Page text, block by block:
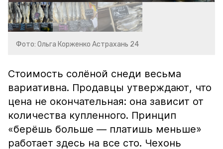
Фото: Ольга Корженко Астрахань 24
Стоимость солёной снеди весьма
вариативна. Продавцы утверждают, что
цена не окончательная: она зависит от
количества купленного. Принцип
«берёшь больше — платишь меньше»
работает здесь на все сто. Чехонь